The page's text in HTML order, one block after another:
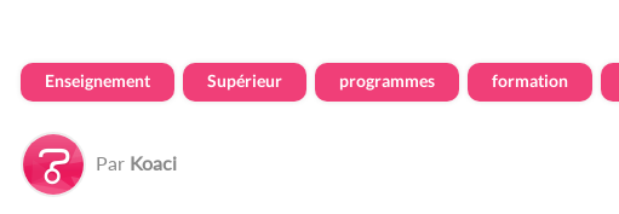
Enseignement Supérieur programmes formation
Par Koaci